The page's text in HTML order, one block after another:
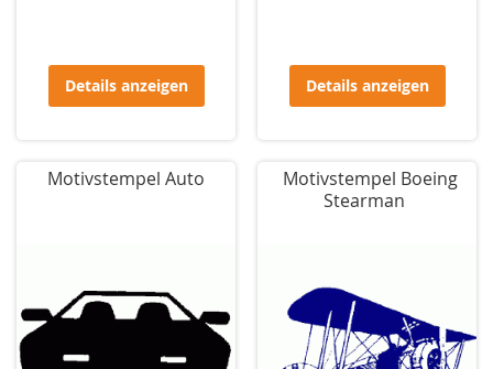
Details anzeigen Details anzeigen
Motivstempel Auto
Motivstempel Boeing
Stearman